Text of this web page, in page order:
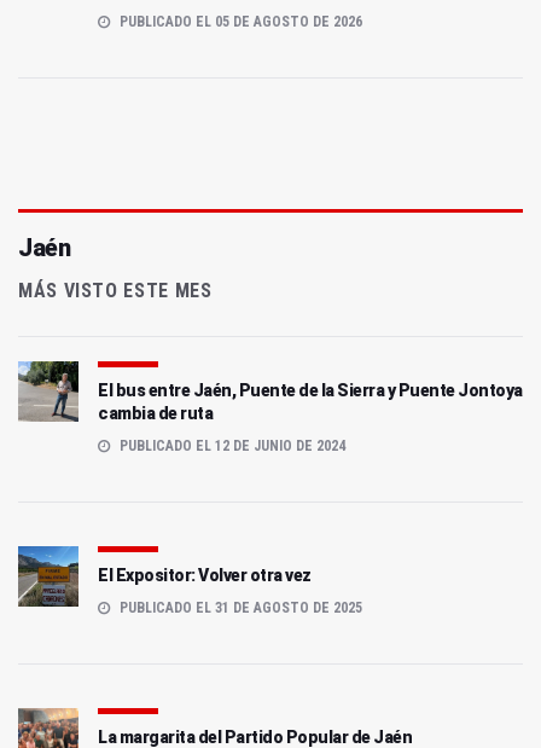
PUBLICADO EL 05 DE AGOSTO DE 2026
Jaén
MÁS VISTO ESTE MES
El bus entre Jaén, Puente de la Sierra y Puente Jontoya
cambia de ruta
PUBLICADO EL 12 DE JUNIO DE 2024
El Expositor: Volver otra vez
PUBLICADO EL 31 DE AGOSTO DE 2025
La margarita del Partido Popular de Jaén